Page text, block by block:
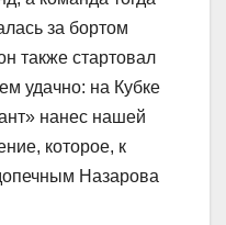
за бортом
также стартовал
удачно: на Кубке
нанес нашей
которое, к
Назарова